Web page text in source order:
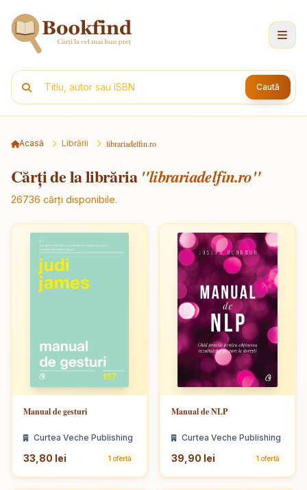
Caută
Acasă Librării librariadelfin.ro
Cărți de la librăria "librariadelfin.ro"
26736 cărți disponibile.
Manual de gesturi
Curtea Veche Publishing
33,80 lei 1 ofertă
Manual de NLP
Curtea Veche Publishing
39,90 lei 1 ofertă